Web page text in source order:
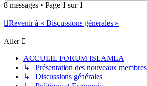
8 messages • Page 1 sur 1
Revenir à « Discussions générales »
Aller
ACCUEIL FORUM ISLAMLA
↳ Présentation des nouveaux membres
↳ Discussions générales